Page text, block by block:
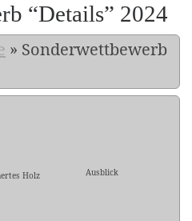
“Details” 2024
» Sonderwettbewerb
Holz Ausblick